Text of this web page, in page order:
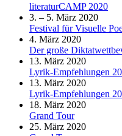
literaturCAMP 2020
3. – 5. März 2020
Festival für Visuelle
4. März 2020
Der große
13. März 2020
Lyrik-Empfehlungen
13. März 2020
Lyrik-Empfehlungen
18. März 2020
Grand Tour
25. März 2020